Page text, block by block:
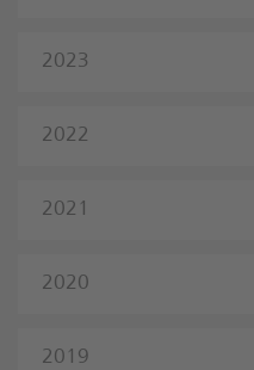
2023
2022
2021
2020
2019